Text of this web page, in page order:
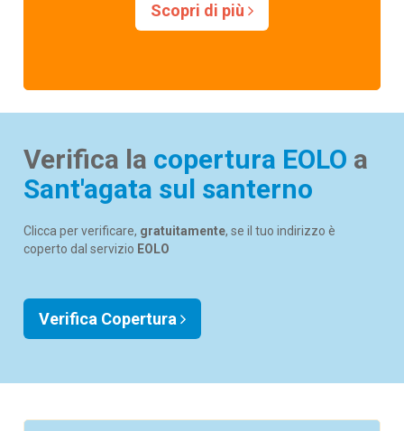
Scopri di più
Verifica la copertura EOLO a
Sant'agata sul santerno
Clicca per verificare, gratuitamente, se il tuo indirizzo è
coperto dal servizio EOLO
Verifica Copertura